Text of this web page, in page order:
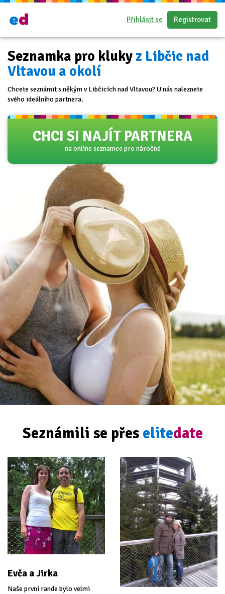
Přihlásit se Registrovat
Seznamka pro kluky z Libčic nad
Vltavou a okolí
Chcete seznámit s někým v Libčicích nad Vltavou? U nás naleznete
svého ideálního partnera.
CHCI SI NAJÍT PARTNERA
na online seznamce pro náročné
Seznámili se přes elitedate
Evča a Jirka
Naše první rande bylo velmi